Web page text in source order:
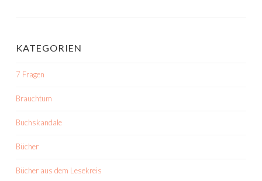
KATEGORIEN
7 Fragen
Brauchtum
Buchskandale
Bücher
Bücher aus dem Lesekreis